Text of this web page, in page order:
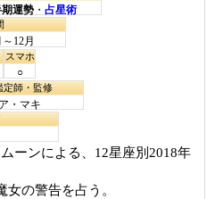
期運勢 ・ 占星術
12月
スマホ
○
定師・監修
・マキ
ーンによる、12星座別2018年
の警告を占う。